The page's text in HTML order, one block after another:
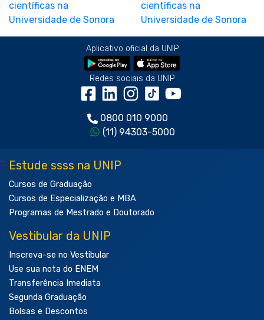
Aplicativo oficial da UNIP
Redes sociais da UNIP
0800 010 9000
(11) 94303-5000
Estude ssss na UNIP
Cursos de Graduação
Cursos de Especialização e MBA
Programas de Mestrado e Doutorado
Vestibular da UNIP
Inscreva-se no Vestibular
Use sua nota do ENEM
Transferência Imediata
Segunda Graduação
Bolsas e Descontos